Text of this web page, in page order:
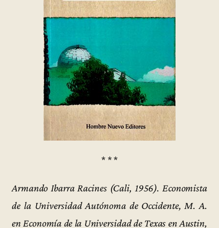
* * *
Armando Ibarra Racines (Cali, 1956). Economista
de la Universidad Autónoma de Occidente, M. A.
en Economía de la Universidad de Texas en Austin,